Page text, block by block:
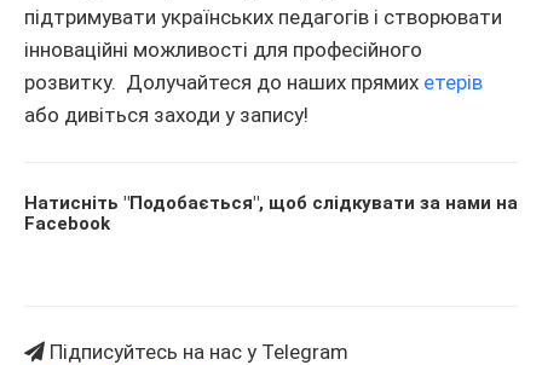
підтримувати українських педагогів і створювати
інноваційні можливості для професійного
розвитку. Долучайтеся до наших прямих етерів
або дивіться заходи у запису!
Натисніть "Подобається", щоб слідкувати за нами на
Facebook
Підписуйтесь на нас у Telegram